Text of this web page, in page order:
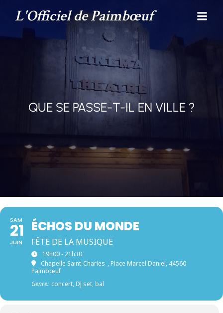
L'Officiel de Paimbœuf
QUE SE PASSE-T-IL EN VILLE ?
SAM
21
JUIN
ÉCHOS DU MONDE
FÊTE DE LA MUSIQUE
19h00 - 21h30
Chapelle Saint-Charles , Place Marcel Daniel, 44560
Paimbœuf
Genre: concert, DJ set, bal